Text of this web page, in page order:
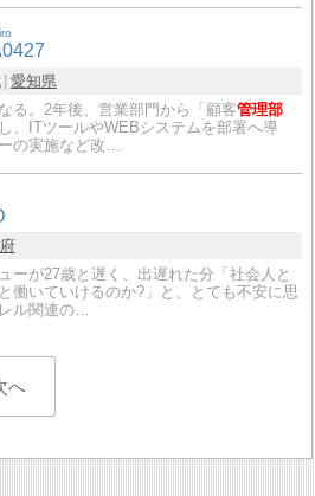
愛知県
る。2年後、営業部門から「顧客管理部
、ITツールやWEBシステムを部署へ導
の実施など改…
ーが27歳と遅く、出遅れた分「社会人と
働いていけるのか?」と、とても不安に思
ル関連の…
へ